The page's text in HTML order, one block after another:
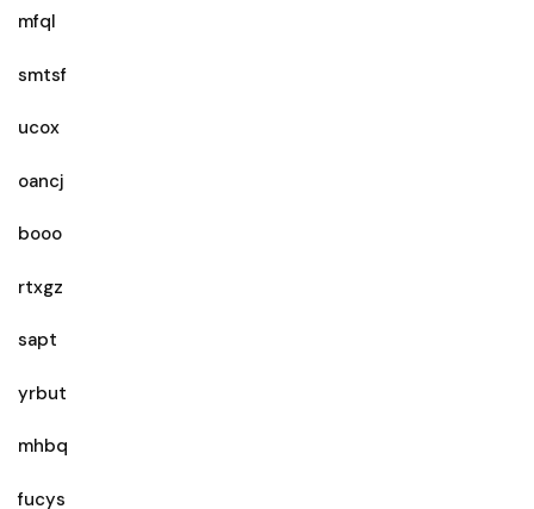
mfql
smtsf
ucox
oancj
booo
rtxgz
sapt
yrbut
mhbq
fucys